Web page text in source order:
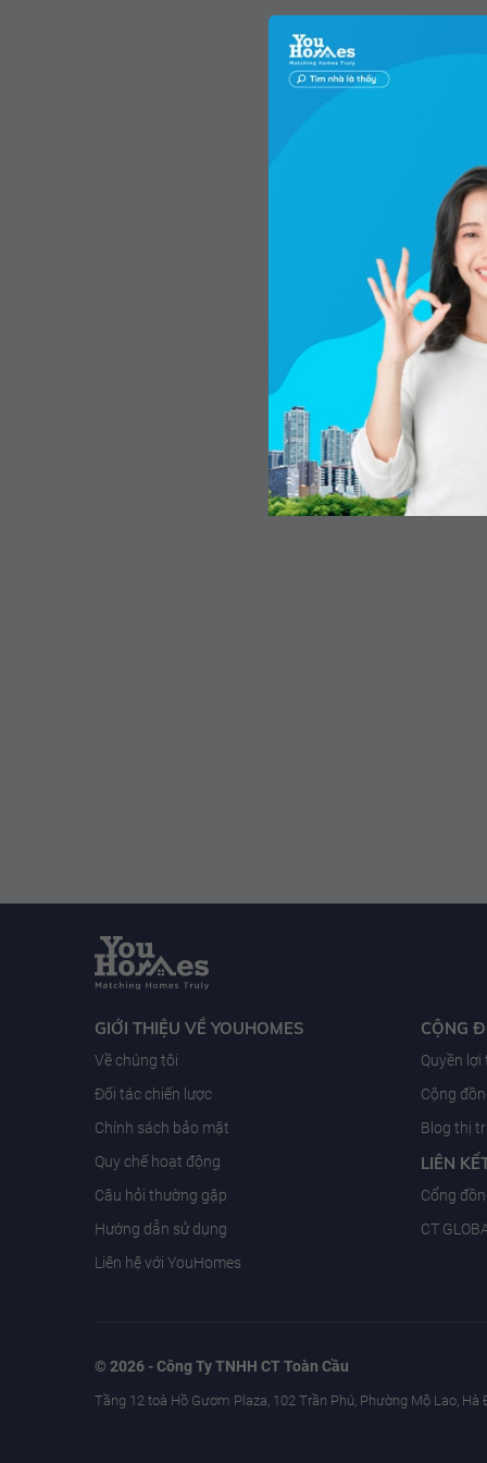
GIỚI THIỆU VỀ YOUHOMES
Về chúng tôi
Đối tác chiến lược
Chính sách bảo mật
Quy chế hoạt động
Câu hỏi thường gặp
Hướng dẫn sử dụng
Liên hệ với YouHomes
CỘNG
Quyền
Cộng
Blog thị
LIÊN
Cổng
CT
© 2026 - Công Ty TNHH CT Toàn Cầu
Tầng 12 toà Hồ Gươm Plaza, 102 Trần Phú, Phường Mộ Lao, Hà